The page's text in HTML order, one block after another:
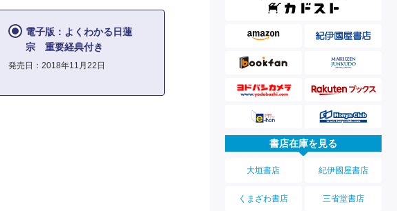
電子版：よくわかる日蓮
宗 重要経典付き
発売日：2018年11月22日
書店在庫を見る
大垣書店 紀伊國屋書店
くまざわ書店 三省堂書店